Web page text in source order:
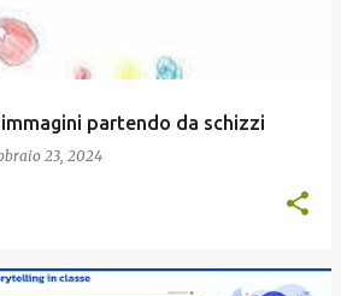
partendo da schizzi
23, 2024